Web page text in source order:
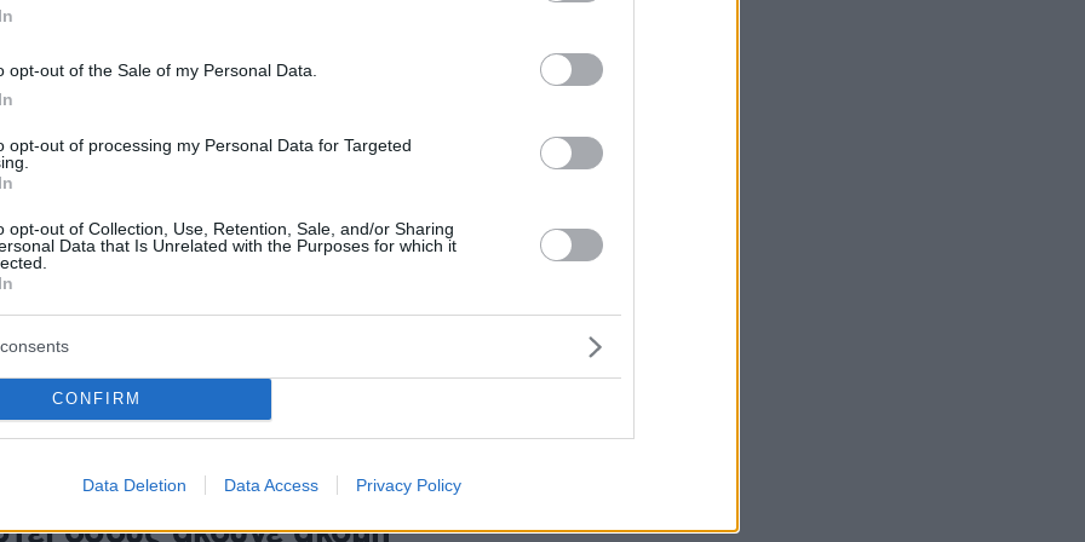
opt-out of the Sale of my Personal Data.
opt-out of processing my Personal Data for Targeted
opt-out of Collection, Use, Retention, Sale, and/or Sharing
Data that Is Unrelated with the Purposes for which it
CONFIRM
Data Deletion Data Access Privacy Policy
τη νέα του μουσική και είναι καταπληκτική» δήλωσε
εμφάνιση για τον Λιούις
έναν χρόνο αφότου
ότι κάνει διάλειμμα για
ότι θα αποσυρθεί για κάποιον καιρό από τη
λόγω της μάχης του με το Σύνδρομο Tourette
ο Λιούις Καπάλντι -